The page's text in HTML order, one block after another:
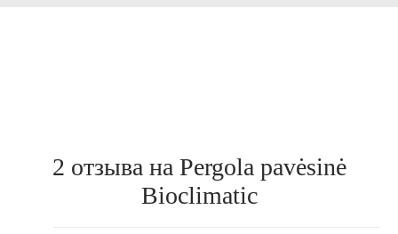
2 отзыва на Pergola pavėsinė
Bioclimatic